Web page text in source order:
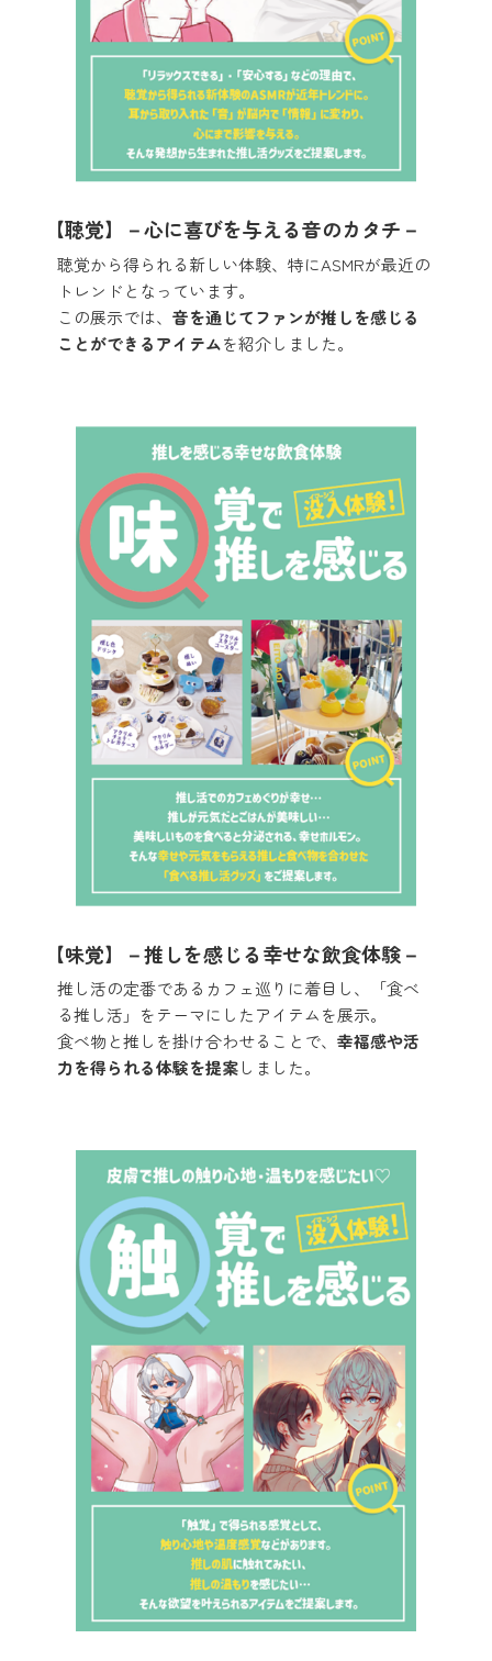
【聴覚】－心に喜びを与える音のカタチ－
聴覚から得られる新しい体験、特にASMRが最近の
トレンドとなっています。
この展示では、 音を通じてファンが推しを感じる
ことができるアイテムを紹介しました。
【味覚】－推しを感じる幸せな飲食体験－
推し活の定番であるカフェ巡りに着目し、「食べ
る推し活」をテーマにしたアイテムを展示。
食べ物と推しを掛け合わせることで、 幸福感や活
力を得られる体験を提案しました。